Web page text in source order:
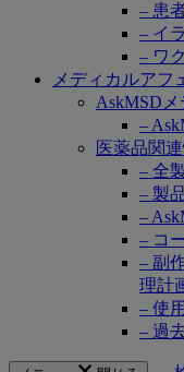
– 患
– イ
– ワ
メディカルアフ
AskMSD
–
医薬品関
– 全
– 製
–
– コ
– 副
理計
– 使
– 過